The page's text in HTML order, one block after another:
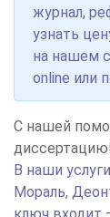
журнал,
узнать
на нашем
online или
С нашей
диссертацию!
В наши
Мораль,